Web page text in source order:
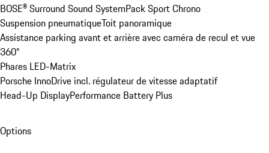
BOSE® Surround Sound SystemPack Sport Chrono
Suspension pneumatiqueToit panoramique
Assistance parking avant et arrière avec caméra de recul et vue
360°
Phares LED-Matrix
Porsche InnoDrive incl. régulateur de vitesse adaptatif
Head-Up DisplayPerformance Battery Plus
Options